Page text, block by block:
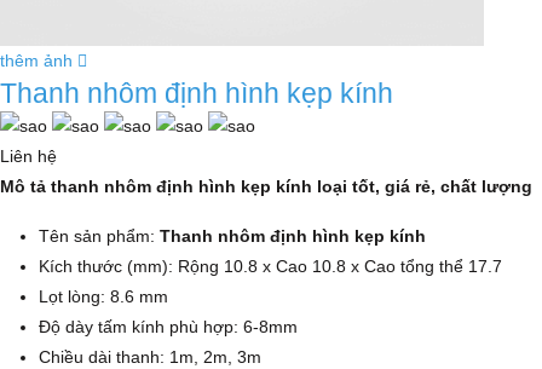
thêm ảnh
Thanh nhôm định hình kẹp kính
Liên hệ
Mô tả thanh nhôm định hình kẹp kính loại tốt, giá rẻ, chất lượng
Tên sản phẩm: Thanh nhôm định hình kẹp kính
Kích thước (mm): Rộng 10.8 x Cao 10.8 x Cao tổng thể 17.7
Lọt lòng: 8.6 mm
Độ dày tấm kính phù hợp: 6-8mm
Chiều dài thanh: 1m, 2m, 3m